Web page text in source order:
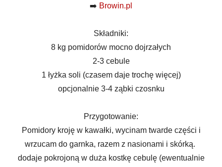
➡️ Browin.pl
Składniki:
8 kg pomidorów mocno dojrzałych
2-3 cebule
1 łyżka soli (czasem daje trochę więcej)
opcjonalnie 3-4 ząbki czosnku
Przygotowanie:
Pomidory kroję w kawałki, wycinam twarde części i
wrzucam do garnka, razem z nasionami i skórką.
dodaje pokrojoną w duża kostkę cebulę (ewentualnie